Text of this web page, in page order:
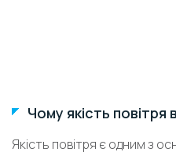
Чому якість повітря
Якість повітря є одним з